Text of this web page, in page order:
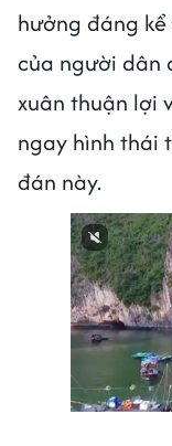
hưởng đáng
của người dân
xuân thuận lợi
ngay hình thái
đán này.
Next